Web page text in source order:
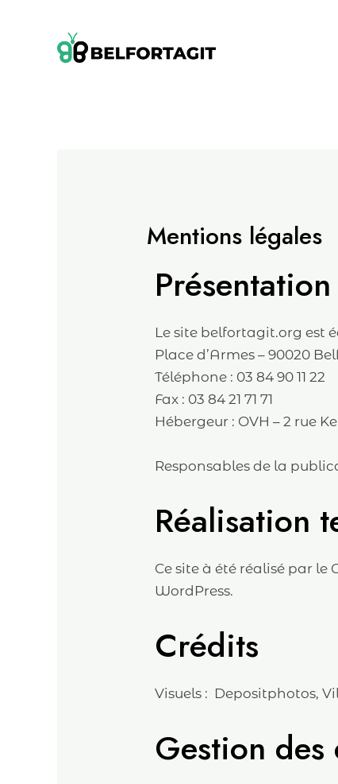
Mentions légales
Présentation
Le site belfortagit.org est
Place d’Armes – 90020
Téléphone : 03 84 90 11 22
Fax : 03 84 21 71 71
Hébergeur : OVH – 2 rue
Responsables de la
Réalisation
Ce site à été réalisé par
WordPress.
Crédits
Visuels : Depositphotos,
Gestion des